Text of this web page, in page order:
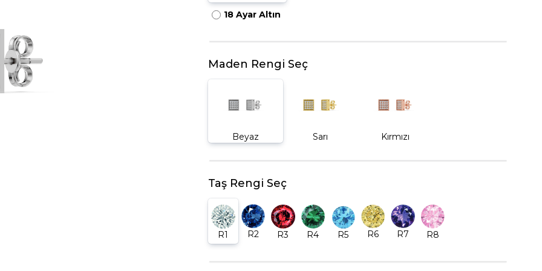
TAMTUR YÜZÜK
18 Ayar Altın
Maden Rengi Seç
Beyaz Sarı Kırmızı
Taş Rengi Seç
R1 R2 R3 R4 R5 R6 R7 R8